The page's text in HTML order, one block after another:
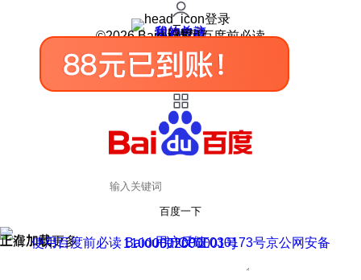
登录
我的关注
我的收藏
皮肤中心
用户反馈
设置
©2026 Baidu 使用百度前必读
百度一下
正在加载
上滑加载更多 用户反馈
使用百度前必读 Baidu 京ICP证030173号
京公网安备11000002000001号